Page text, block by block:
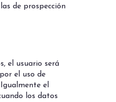
de prospección
el usuario será
por el uso de
el
los datos